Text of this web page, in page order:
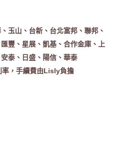
玉山、台新、台北富邦、聯邦、
豐、星展、凱基、合作金庫、上
泰、日盛、陽信、華泰
率 ，手續費由Lisly負擔